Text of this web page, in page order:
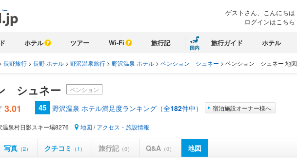
ゲストさん、こんにちは
ログインはこちら
ホテル ツアー Wi-Fi 旅行記
国内
旅行ガイド ホテル
長野旅行 > 長野 ホテル > 野沢温泉旅行 > 野沢温泉 ホテル > ペンション シュネー > ペンション シュネー 地図
シュネー ペンション
3.01 45 野沢温泉 ホテル満足度ランキング（全182件中） 宿泊施設オーナー様へ
温泉村日影スキー場8276 地図 /アクセス・施設情報
写真 （2） クチコミ （1） 旅行記（0） Q&A （0） 地図